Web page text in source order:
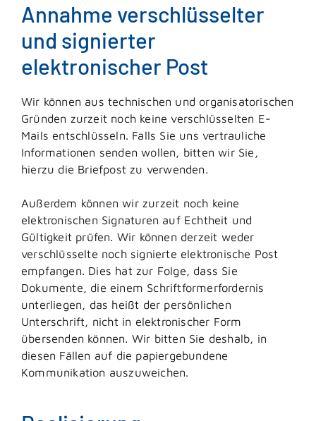
Annahme verschlüsselter
und signierter
elektronischer Post
Wir können aus technischen und organisatorischen
Gründen zurzeit noch keine verschlüsselten E-
Mails entschlüsseln. Falls Sie uns vertrauliche
Informationen senden wollen, bitten wir Sie,
hierzu die Briefpost zu verwenden.
Außerdem können wir zurzeit noch keine
elektronischen Signaturen auf Echtheit und
Gültigkeit prüfen. Wir können derzeit weder
verschlüsselte noch signierte elektronische Post
empfangen. Dies hat zur Folge, dass Sie
Dokumente, die einem Schriftformerfordernis
unterliegen, das heißt der persönlichen
Unterschrift, nicht in elektronischer Form
übersenden können. Wir bitten Sie deshalb, in
diesen Fällen auf die papiergebundene
Kommunikation auszuweichen.